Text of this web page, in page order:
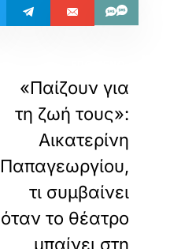
«Παίζουν για
τη ζωή τους»:
Αικατερίνη
Παπαγεωργίου,
τι συμβαίνει
όταν το θέατρο
μπαίνει στη